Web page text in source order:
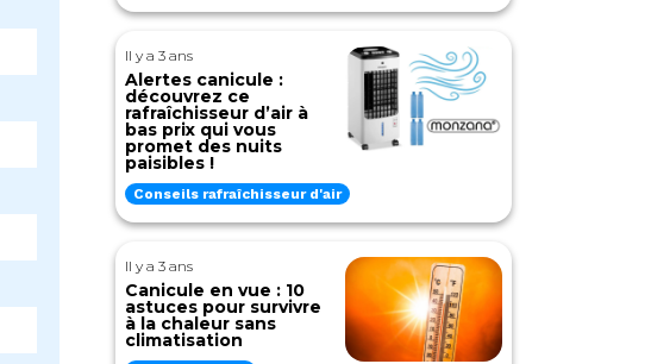
Il y a 3 ans
Alertes canicule :
découvrez ce
rafraîchisseur d’air à
bas prix qui vous
promet des nuits
paisibles !
Conseils rafraîchisseur d'air
Il y a 3 ans
Canicule en vue : 10
astuces pour survivre
à la chaleur sans
climatisation